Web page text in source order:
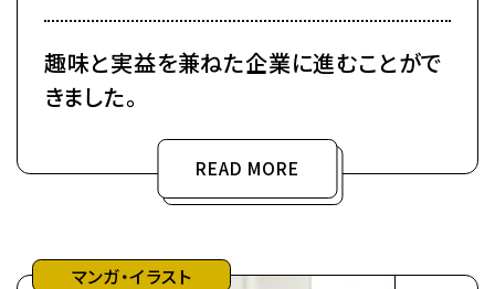
趣味と実益を兼ねた企業に進むことがで
きました。
READ MORE
マンガ・イラスト